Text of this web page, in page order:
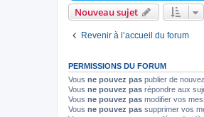
Nouveau sujet
Revenir à l’accueil du forum
PERMISSIONS DU FORUM
Vous ne pouvez pas publier de
Vous ne pouvez pas répondre aux
Vous ne pouvez pas modifier vos
Vous ne pouvez pas supprimer vos